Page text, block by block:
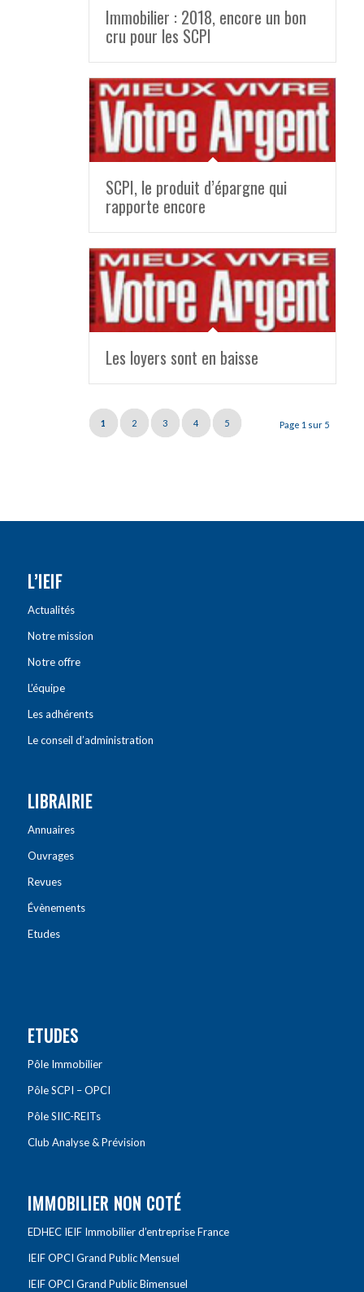
Immobilier : 2018, encore un bon
cru pour les SCPI
SCPI, le produit d’épargne qui
rapporte encore
Les loyers sont en baisse
Page 1 sur 5
1 2 3 4 5
L’IEIF
Actualités
Notre mission
Notre offre
L’équipe
Les adhérents
Le conseil d’administration
LIBRAIRIE
Annuaires
Ouvrages
Revues
Évènements
Etudes
ETUDES
Pôle Immobilier
Pôle SCPI – OPCI
Pôle SIIC-REITs
Club Analyse & Prévision
IMMOBILIER NON COTÉ
EDHEC IEIF Immobilier d’entreprise France
IEIF OPCI Grand Public Mensuel
IEIF OPCI Grand Public Bimensuel